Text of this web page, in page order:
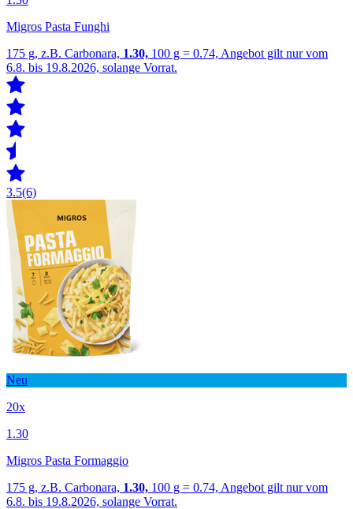
Migros Pasta Funghi
175 g, z.B. Carbonara, 1.30, 100 g = 0.74, Angebot gilt nur vom
6.8. bis 19.8.2026, solange Vorrat.
3.5(6)
Neu
20x
1.30
Migros Pasta Formaggio
175 g, z.B. Carbonara, 1.30, 100 g = 0.74, Angebot gilt nur vom
6.8. bis 19.8.2026, solange Vorrat.